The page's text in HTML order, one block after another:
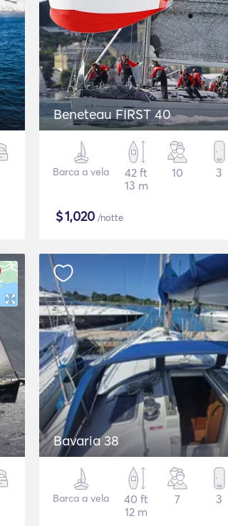
Beneteau FIRST 40
Barca a vela
42 ft
13 m
10 3
$1,020 /notte
Bavaria 38
Barca a vela
40 ft
12 m
7 3